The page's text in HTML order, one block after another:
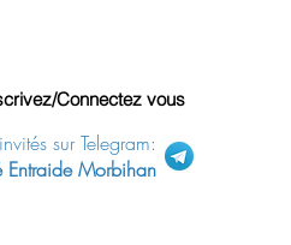
Connectez vous
sur Telegram:
Entraide Morbihan